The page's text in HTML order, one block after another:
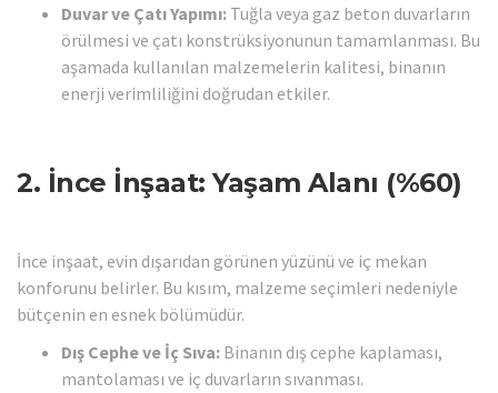
Duvar ve Çatı Yapımı: Tuğla veya gaz beton duvarların
örülmesi ve çatı konstrüksiyonunun tamamlanması. Bu
aşamada kullanılan malzemelerin kalitesi, binanın
enerji verimliliğini doğrudan etkiler.
2. İnce İnşaat: Yaşam Alanı (%60)
İnce inşaat, evin dışarıdan görünen yüzünü ve iç mekan
konforunu belirler. Bu kısım, malzeme seçimleri nedeniyle
bütçenin en esnek bölümüdür.
Dış Cephe ve İç Sıva: Binanın dış cephe kaplaması,
mantolaması ve iç duvarların sıvanması.